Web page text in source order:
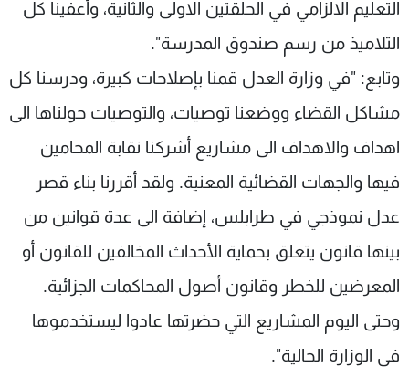
التعليم الالزامي في الحلقتين الاولى والثانية، وأعفينا كل
التلاميذ من رسم صندوق المدرسة".
وتابع: "في وزارة العدل قمنا بإصلاحات كبيرة، ودرسنا كل
مشاكل القضاء ووضعنا توصيات، والتوصيات حولناها الى
اهداف والاهداف الى مشاريع أشركنا نقابة المحامين
فيها والجهات القضائية المعنية. ولقد أقررنا بناء قصر
عدل نموذجي في طرابلس، إضافة الى عدة قوانين من
بينها قانون يتعلق بحماية الأحداث المخالفين للقانون أو
المعرضين للخطر وقانون أصول المحاكمات الجزائية.
وحتى اليوم المشاريع التي حضرتها عادوا ليستخدموها
في الوزارة الحالية".